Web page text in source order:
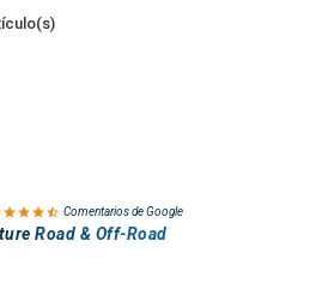
Comentarios de Google
Road & Off-Road